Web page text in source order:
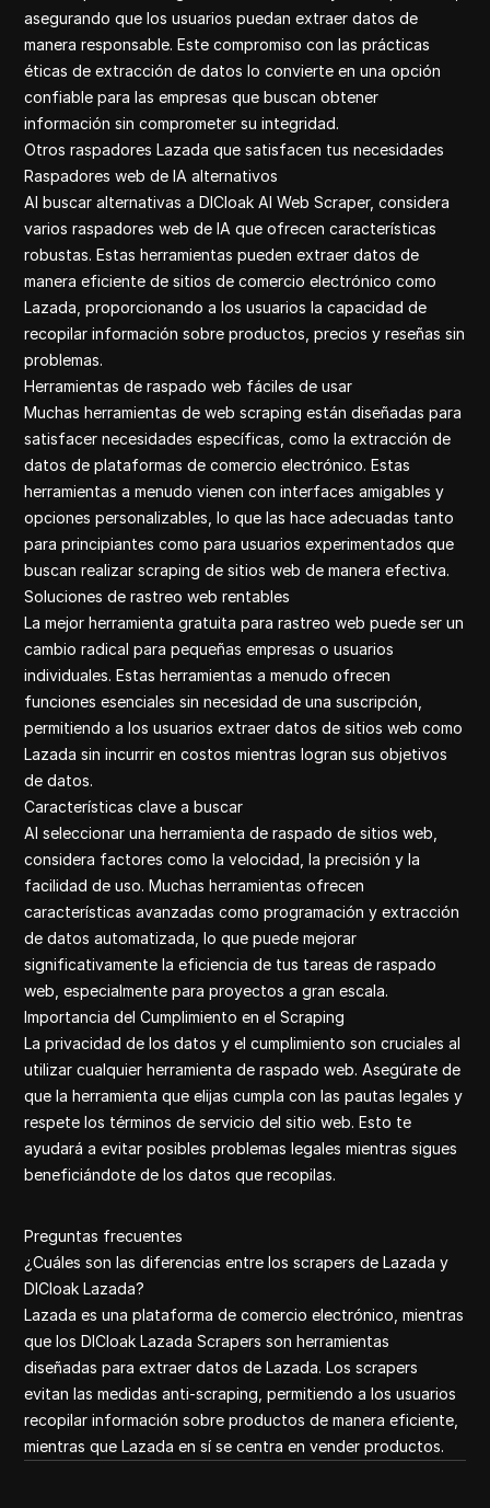
asegurando que los usuarios puedan extraer datos de
manera responsable. Este compromiso con las prácticas
éticas de extracción de datos lo convierte en una opción
confiable para las empresas que buscan obtener
información sin comprometer su integridad.
Otros raspadores Lazada que satisfacen tus necesidades
Raspadores web de IA alternativos
Al buscar alternativas a DICloak AI Web Scraper, considera
varios raspadores web de IA que ofrecen características
robustas. Estas herramientas pueden extraer datos de
manera eficiente de sitios de comercio electrónico como
Lazada, proporcionando a los usuarios la capacidad de
recopilar información sobre productos, precios y reseñas sin
problemas.
Herramientas de raspado web fáciles de usar
Muchas herramientas de web scraping están diseñadas para
satisfacer necesidades específicas, como la extracción de
datos de plataformas de comercio electrónico. Estas
herramientas a menudo vienen con interfaces amigables y
opciones personalizables, lo que las hace adecuadas tanto
para principiantes como para usuarios experimentados que
buscan realizar scraping de sitios web de manera efectiva.
Soluciones de rastreo web rentables
La mejor herramienta gratuita para rastreo web puede ser un
cambio radical para pequeñas empresas o usuarios
individuales. Estas herramientas a menudo ofrecen
funciones esenciales sin necesidad de una suscripción,
permitiendo a los usuarios extraer datos de sitios web como
Lazada sin incurrir en costos mientras logran sus objetivos
de datos.
Características clave a buscar
Al seleccionar una herramienta de raspado de sitios web,
considera factores como la velocidad, la precisión y la
facilidad de uso. Muchas herramientas ofrecen
características avanzadas como programación y extracción
de datos automatizada, lo que puede mejorar
significativamente la eficiencia de tus tareas de raspado
web, especialmente para proyectos a gran escala.
Importancia del Cumplimiento en el Scraping
La privacidad de los datos y el cumplimiento son cruciales al
utilizar cualquier herramienta de raspado web. Asegúrate de
que la herramienta que elijas cumpla con las pautas legales y
respete los términos de servicio del sitio web. Esto te
ayudará a evitar posibles problemas legales mientras sigues
beneficiándote de los datos que recopilas.
Preguntas frecuentes
¿Cuáles son las diferencias entre los scrapers de Lazada y
DICloak Lazada?
Lazada es una plataforma de comercio electrónico, mientras
que los DICloak Lazada Scrapers son herramientas
diseñadas para extraer datos de Lazada. Los scrapers
evitan las medidas anti-scraping, permitiendo a los usuarios
recopilar información sobre productos de manera eficiente,
mientras que Lazada en sí se centra en vender productos.